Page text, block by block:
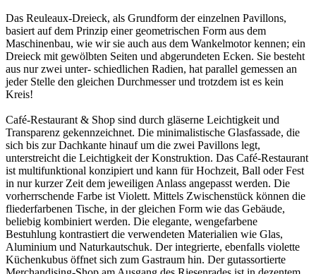
Das Reuleaux-Dreieck, als Grundform der einzelnen Pavillons,
basiert auf dem Prinzip einer geometrischen Form aus dem
Maschinenbau, wie wir sie auch aus dem Wankelmotor kennen; ein
Dreieck mit gewölbten Seiten und abgerundeten Ecken. Sie besteht
aus nur zwei unter- schiedlichen Radien, hat parallel gemessen an
jeder Stelle den gleichen Durchmesser und trotzdem ist es kein
Kreis!
Café-Restaurant & Shop sind durch gläserne Leichtigkeit und
Transparenz gekennzeichnet. Die minimalistische Glasfassade, die
sich bis zur Dachkante hinauf um die zwei Pavillons legt,
unterstreicht die Leichtigkeit der Konstruktion. Das Café-Restaurant
ist multifunktional konzipiert und kann für Hochzeit, Ball oder Fest
in nur kurzer Zeit dem jeweiligen Anlass angepasst werden. Die
vorherrschende Farbe ist Violett. Mittels Zwischenstück können die
fliederfarbenen Tische, in der gleichen Form wie das Gebäude,
beliebig kombiniert werden. Die elegante, wengefarbene
Bestuhlung kontrastiert die verwendeten Materialien wie Glas,
Aluminium und Naturkautschuk. Der integrierte, ebenfalls violette
Küchenkubus öffnet sich zum Gastraum hin. Der gutassortierte